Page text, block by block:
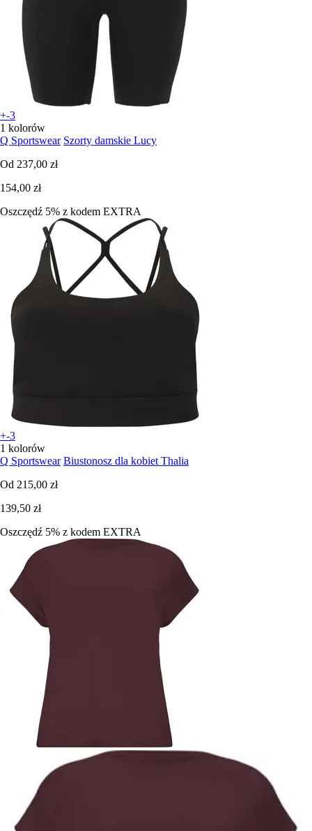
+-3
1 kolorów
Q Sportswear Szorty damskie Lucy
Od 237,00 zł
154,00 zł
Oszczędź 5% z kodem EXTRA
+-3
1 kolorów
Q Sportswear Biustonosz dla kobiet Thalia
Od 215,00 zł
139,50 zł
Oszczędź 5% z kodem EXTRA